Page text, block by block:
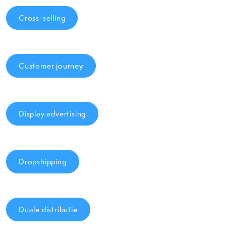
Cross-selling
Customer journey
Display advertising
Dropshipping
Duale distributie